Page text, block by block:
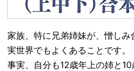
家族、特に兄弟姉妹が、憎し
実世界でもよくあることです。
事実、自分も12歳年上の姉と10